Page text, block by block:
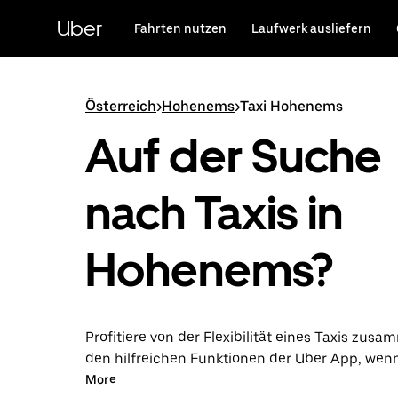
HauptinhaltUber Fahrten nutzen Laufwerk ausliefern
Österreich>Hohenems>Taxi Hohenems
Auf der Suche
nach Taxis in
Hohenems?
Profitiere von der Flexibilität eines Taxis
den hilfreichen Funktionen der Uber App,
über die Uber App in Hohenems unternimmst.
More